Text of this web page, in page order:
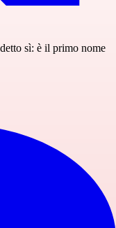
sì: è il primo nome